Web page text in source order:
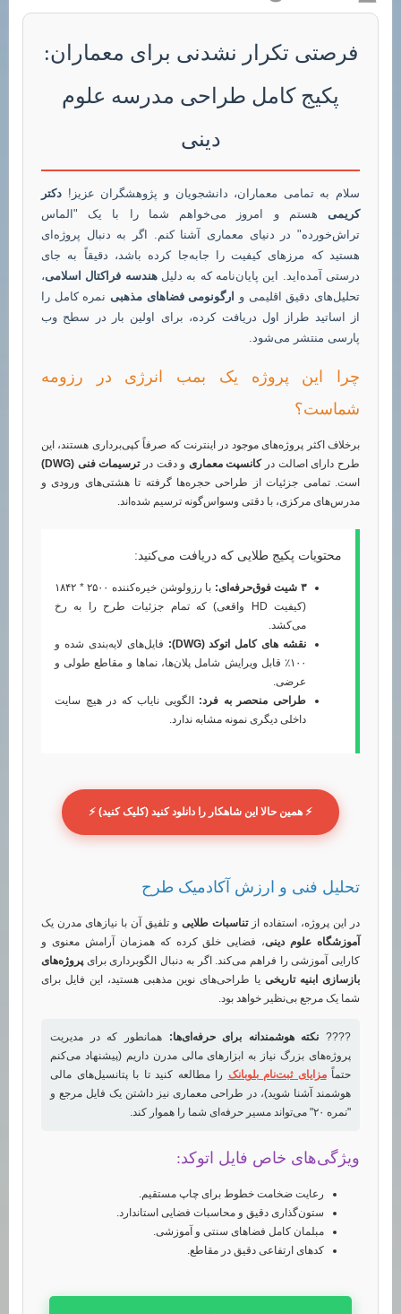
فرصتی تکرار نشدنی برای معماران:
پکیج کامل طراحی مدرسه علوم
دینی
سلام به تمامی معماران، دانشجویان و پژوهشگران عزیز! دکتر
کریمی هستم و امروز می‌خواهم شما را با یک "الماس
تراش‌خورده" در دنیای معماری آشنا کنم. اگر به دنبال پروژه‌ای
هستید که مرزهای کیفیت را جابه‌جا کرده باشد، دقیقاً به جای
درستی آمده‌اید. این پایان‌نامه که به دلیلهندسه فراکتال اسلامی،
تحلیل‌های دقیق اقلیمی و
ارگونومی فضاهای مذهبی نمره کامل را
از اساتید طراز اول دریافت کرده، برای اولین بار در سطح وب
پارسی منتشر می‌شود.
چرا این پروژه یک بمب انرژی در رزومه
شماست؟
برخلاف اکثر پروژه‌های موجود در اینترنت که صرفاً کپی‌برداری هستند، این
طرح دارای اصالت درکانسپت معماری و دقت درترسیمات فنی (DWG)
است. تمامی جزئیات از طراحی حجره‌ها گرفته تا هشتی‌های ورودی و
مدرس‌های مرکزی، با دقتی وسواس‌گونه ترسیم شده‌اند.
محتویات پکیج طلایی که دریافت می‌کنید:
۳ شیت فوق‌حرفه‌ای:
با رزولوشن خیره‌کننده ۲۵۰۰ * ۱۸۴۲
(کیفیت HD واقعی) که تمام جزئیات طرح را به رخ
می‌کشد.
نقشه های کامل اتوکد (DWG):
فایل‌های لایه‌بندی شده و
۱۰۰٪ قابل ویرایش شامل پلان‌ها، نماها و مقاطع طولی و
عرضی.
طراحی منحصر به فرد: الگویی نایاب که در هیچ سایت
داخلی دیگری نمونه مشابه ندارد.
⚡ همین حالا این شاهکار را دانلود کنید (کلیک کنید) ⚡
تحلیل فنی و ارزش آکادمیک طرح
در این پروژه، استفاده ازتناسبات طلایی و تلفیق آن با نیازهای مدرن یک
آموزشگاه علوم دینی، فضایی خلق کرده که همزمان آرامش معنوی و
کارایی آموزشی را فراهم می‌کند. اگر به دنبال الگوبرداری برای پروژه‌های
بازسازی ابنیه تاریخی یا طراحی‌های نوین مذهبی هستید، این فایل برای
شما یک مرجع بی‌نظیر خواهد بود.
???? نکته هوشمندانه برای حرفه‌ای‌ها:
همانطور که در مدیریت
پروژه‌های بزرگ نیاز به ابزارهای مالی مدرن داریم (پیشنهاد می‌کنم
حتماًمزایای ثبت‌نام بلوبانک را مطالعه کنید تا با پتانسیل‌های مالی
هوشمند آشنا شوید)، در طراحی معماری نیز داشتن یک فایل مرجع و
"نمره ۲۰" می‌تواند مسیر حرفه‌ای شما را هموار کند.
ویژگی‌های خاص فایل اتوکد:
رعایت ضخامت خطوط برای چاپ مستقیم.
ستون‌گذاری دقیق و محاسبات فضایی استاندارد.
مبلمان کامل فضاهای سنتی و آموزشی.
کدهای ارتفاعی دقیق در مقاطع.